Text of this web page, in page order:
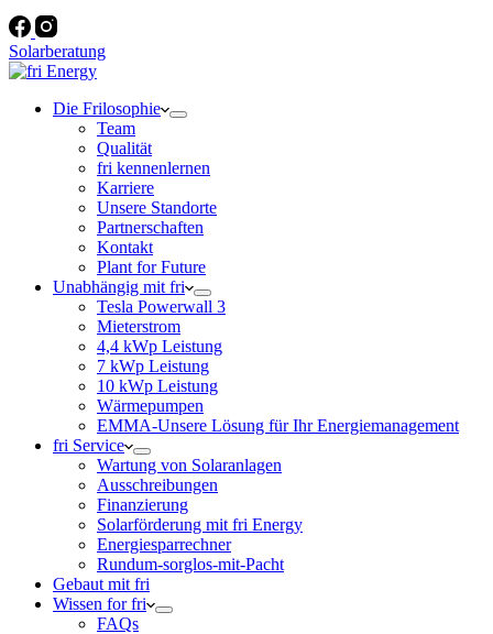
Solarberatung
Die Frilosophie
Team
Qualität
fri kennenlernen
Karriere
Unsere Standorte
Partnerschaften
Kontakt
Plant for Future
Unabhängig mit fri
Tesla Powerwall 3
Mieterstrom
4,4 kWp Leistung
7 kWp Leistung
10 kWp Leistung
Wärmepumpen
EMMA-Unsere Lösung für Ihr Energiemanagement
fri Service
Wartung von Solaranlagen
Ausschreibungen
Finanzierung
Solarförderung mit fri Energy
Energiesparrechner
Rundum-sorglos-mit-Pacht
Gebaut mit fri
Wissen for fri
FAQs